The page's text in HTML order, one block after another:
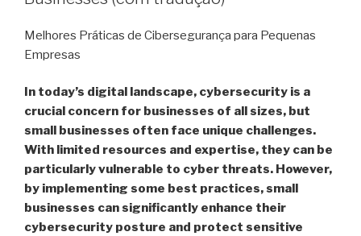
Melhores Práticas de Cibersegurança para Pequenas
Empresas
In today’s digital landscape, cybersecurity is a
crucial concern for businesses of all sizes, but
small businesses often face unique challenges.
With limited resources and expertise, they can be
particularly vulnerable to cyber threats. However,
by implementing some best practices, small
businesses can significantly enhance their
cybersecurity posture and protect sensitive